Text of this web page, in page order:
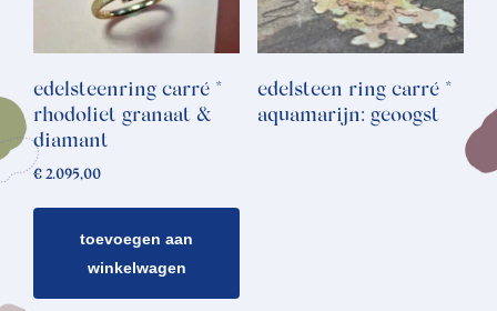
edelsteenring carré *
rhodoliet granaat &
diamant
€ 2.095,00
toevoegen aan
winkelwagen
edelsteen ring carré *
aquamarijn: geoogst